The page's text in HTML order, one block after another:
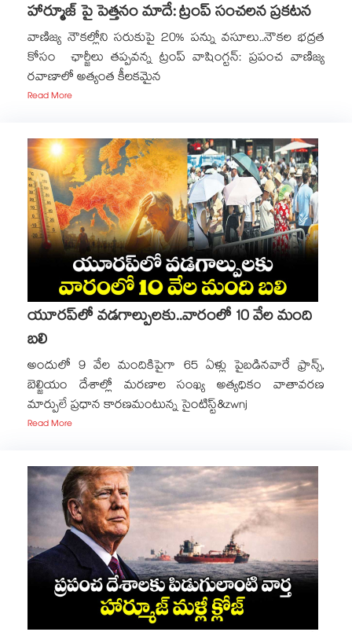
హార్మూజ్ పై పెత్తనం మాదే: ట్రంప్ సంచలన ప్రకటన
వాణిజ్య నౌకల్లోని సరుకుపై 20% పన్ను వసూలు..నౌకల భద్రత
కోసం ఛార్జీలు తప్పవన్న ట్రంప్ వాషింగ్టన్: ప్రపంచ వాణిజ్య
రవాణాలో అత్యంత కీలకమైన
Read More
యూరప్‌‌‌‌‌‌‌‌‌‌‌‌‌‌‌‌లో వడగాల్పులకు..వారంలో 10 వేల మంది
బలి
అందులో 9 వేల మందికిపైగా 65 ఏళ్లు పైబడినవారే ఫ్రాన్స్,
బెల్జియం దేశాల్లో మరణాల సంఖ్య అత్యధికం వాతావరణ
మార్పులే ప్రధాన కారణమంటున్న సైంటిస్ట్&zwnj
Read More